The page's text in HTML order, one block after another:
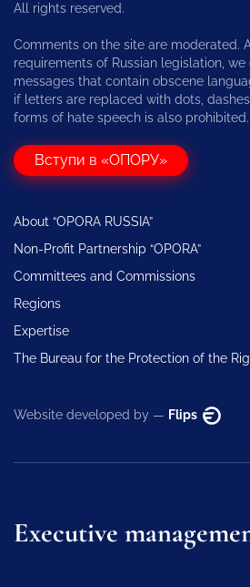
All rights reserved.
Comments on the site are moderated.
requirements of Russian legislation,
messages that contain obscene
if letters are replaced with dots,
forms of hate speech is also prohibited.
Вступи в «ОПОРУ»
About “OPORA RUSSIA”
Non-Profit Partnership “OPORA”
Committees and Commissions
Regions
Expertise
The Bureau for the Protection of the
Website developed by — Flips
Executive